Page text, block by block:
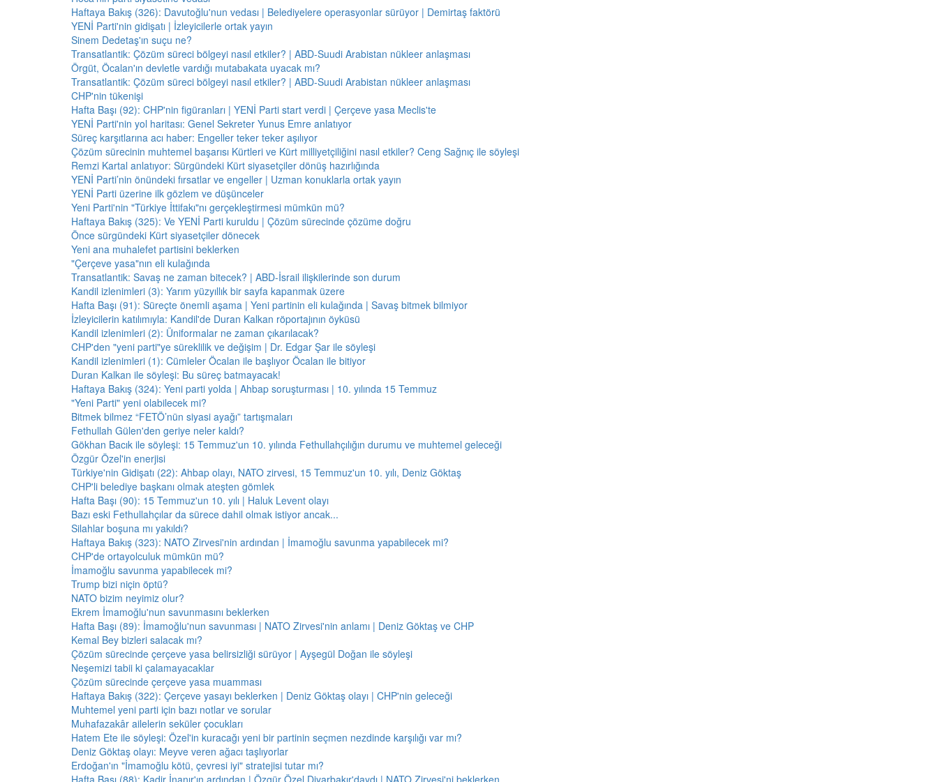
Haftaya Bakış (326): Davutoğlu'nun vedası | Belediyelere operasyonlar sürüyor | Demirtaş faktörü
YENİ Parti'nin gidişatı | İzleyicilerle ortak yayın
Sinem Dedetaş'ın suçu ne?
Transatlantik: Çözüm süreci bölgeyi nasıl etkiler? | ABD-Suudi Arabistan nükleer anlaşması
Örgüt, Öcalan'ın devletle vardığı mutabakata uyacak mı?
Transatlantik: Çözüm süreci bölgeyi nasıl etkiler? | ABD-Suudi Arabistan nükleer anlaşması
CHP'nin tükenişi
Hafta Başı (92): CHP'nin figüranları | YENİ Parti start verdi | Çerçeve yasa Meclis'te
YENİ Parti'nin yol haritası: Genel Sekreter Yunus Emre anlatıyor
Süreç karşıtlarına acı haber: Engeller teker teker aşılıyor
Çözüm sürecinin muhtemel başarısı Kürtleri ve Kürt milliyetçiliğini nasıl etkiler? Ceng Sağnıç ile söyleşi
Remzi Kartal anlatıyor: Sürgündeki Kürt siyasetçiler dönüş hazırlığında
YENİ Parti’nin önündeki fırsatlar ve engeller | Uzman konuklarla ortak yayın
YENİ Parti üzerine ilk gözlem ve düşünceler
Yeni Parti'nin "Türkiye İttifakı"nı gerçekleştirmesi mümkün mü?
Haftaya Bakış (325): Ve YENİ Parti kuruldu | Çözüm sürecinde çözüme doğru
Önce sürgündeki Kürt siyasetçiler dönecek
Yeni ana muhalefet partisini beklerken
"Çerçeve yasa"nın eli kulağında
Transatlantik: Savaş ne zaman bitecek? | ABD-İsrail ilişkilerinde son durum
Kandil izlenimleri (3): Yarım yüzyıllık bir sayfa kapanmak üzere
Hafta Başı (91): Süreçte önemli aşama | Yeni partinin eli kulağında | Savaş bitmek bilmiyor
İzleyicilerin katılımıyla: Kandil'de Duran Kalkan röportajının öyküsü
Kandil izlenimleri (2): Üniformalar ne zaman çıkarılacak?
CHP'den "yeni parti"ye süreklilik ve değişim | Dr. Edgar Şar ile söyleşi
Kandil izlenimleri (1): Cümleler Öcalan ile başlıyor Öcalan ile bitiyor
Duran Kalkan ile söyleşi: Bu süreç batmayacak!
Haftaya Bakış (324): Yeni parti yolda | Ahbap soruşturması | 10. yılında 15 Temmuz
"Yeni Parti" yeni olabilecek mi?
Bitmek bilmez “FETÖ’nün siyasi ayağı” tartışmaları
Fethullah Gülen'den geriye neler kaldı?
Gökhan Bacık ile söyleşi: 15 Temmuz'un 10. yılında Fethullahçılığın durumu ve muhtemel geleceği
Özgür Özel'in enerjisi
Türkiye'nin Gidişatı (22): Ahbap olayı, NATO zirvesi, 15 Temmuz'un 10. yılı, Deniz Göktaş
CHP'li belediye başkanı olmak ateşten gömlek
Hafta Başı (90): 15 Temmuz'un 10. yılı | Haluk Levent olayı
Bazı eski Fethullahçılar da sürece dahil olmak istiyor ancak...
Silahlar boşuna mı yakıldı?
Haftaya Bakış (323): NATO Zirvesi'nin ardından | İmamoğlu savunma yapabilecek mi?
CHP'de ortayolculuk mümkün mü?
İmamoğlu savunma yapabilecek mi?
Trump bizi niçin öptü?
NATO bizim neyimiz olur?
Ekrem İmamoğlu'nun savunmasını beklerken
Hafta Başı (89): İmamoğlu'nun savunması | NATO Zirvesi'nin anlamı | Deniz Göktaş ve CHP
Kemal Bey bizleri salacak mı?
Çözüm sürecinde çerçeve yasa belirsizliği sürüyor | Ayşegül Doğan ile söyleşi
Neşemizi tabii ki çalamayacaklar
Çözüm sürecinde çerçeve yasa muamması
Haftaya Bakış (322): Çerçeve yasayı beklerken | Deniz Göktaş olayı | CHP'nin geleceği
Muhtemel yeni parti için bazı notlar ve sorular
Muhafazakâr ailelerin seküler çocukları
Hatem Ete ile söyleşi: Özel'in kuracağı yeni bir partinin seçmen nezdinde karşılığı var mı?
Deniz Göktaş olayı: Meyve veren ağacı taşlıyorlar
Erdoğan'ın "İmamoğlu kötü, çevresi iyi" stratejisi tutar mı?
Hafta Başı (88): Kadir İnanır'ın ardından | Özgür Özel Diyarbakır'daydı | NATO Zirvesi'ni beklerken